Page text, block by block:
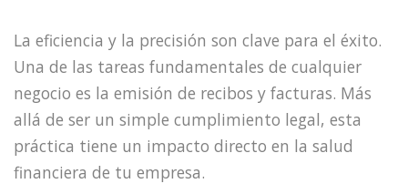
La eficiencia y la precisión son clave para el éxito.
Una de las tareas fundamentales de cualquier
negocio es la emisión de recibos y facturas. Más
allá de ser un simple cumplimiento legal, esta
práctica tiene un impacto directo en la salud
financiera de tu empresa.